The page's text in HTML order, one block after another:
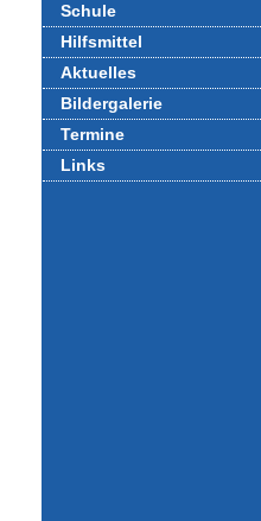
Schule
Hilfsmittel
Aktuelles
Bildergalerie
Termine
Links